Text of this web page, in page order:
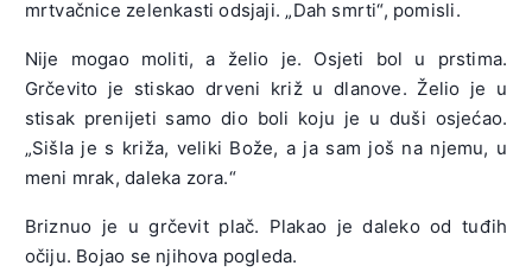
mrtvačnice zelenkasti odsjaji. „Dah smrti“, pomisli.
Nije mogao moliti, a želio je. Osjeti bol u prstima.
Grčevito je stiskao drveni križ u dlanove. Želio je u
stisak prenijeti samo dio boli koju je u duši osjećao.
„Sišla je s križa, veliki Bože, a ja sam još na njemu, u
meni mrak, daleka zora.“
Briznuo je u grčevit plač. Plakao je daleko od tuđih
očiju. Bojao se njihova pogleda.